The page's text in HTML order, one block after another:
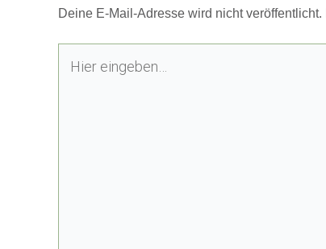
Deine E-Mail-Adresse wird nicht veröffentlicht.
eingeben…